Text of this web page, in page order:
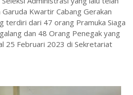
Kwartir Cabang Gerakan
terdiri dari 47 orang Pramuka Siaga
dan 48 Orang Penegak yang
25 Februari 2023 di Sekretariat